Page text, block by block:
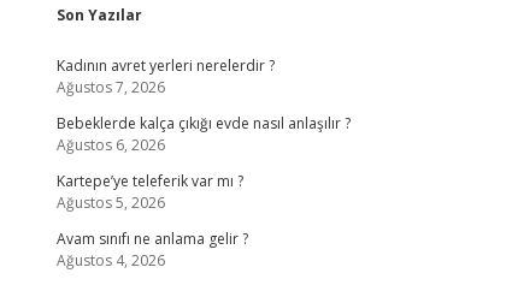
Sidebar
Son Yazılar
Kadının avret yerleri nerelerdir ?
Ağustos 7, 2026
Bebeklerde kalça çıkığı evde nasıl anlaşılır ?
Ağustos 6, 2026
Kartepe’ye teleferik var mı ?
Ağustos 5, 2026
Avam sınıfı ne anlama gelir ?
Ağustos 4, 2026